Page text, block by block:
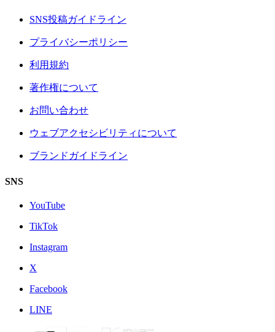
SNS投稿ガイドライン
プライバシーポリシー
利用規約
著作権について
お問い合わせ
ウェブアクセシビリティについて
ブランドガイドライン
SNS
YouTube
TikTok
Instagram
X
Facebook
LINE